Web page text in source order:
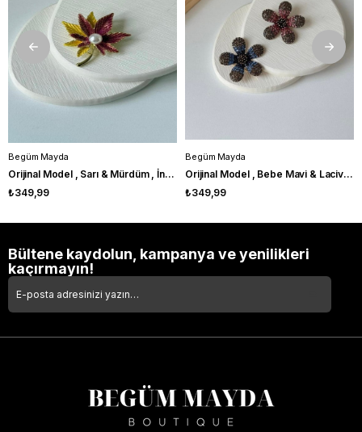
Begüm Mayda
Orijinal Model , Sarı & Mürdüm , İncili Simli Broş
₺349,99
Begüm Mayda
Orijinal Model , Bebe Mavi & Lacivert Zirkon Taşlı , Papatya Broş
₺349,99
Bültene kaydolun, kampanya ve yenilikleri
kaçırmayın!